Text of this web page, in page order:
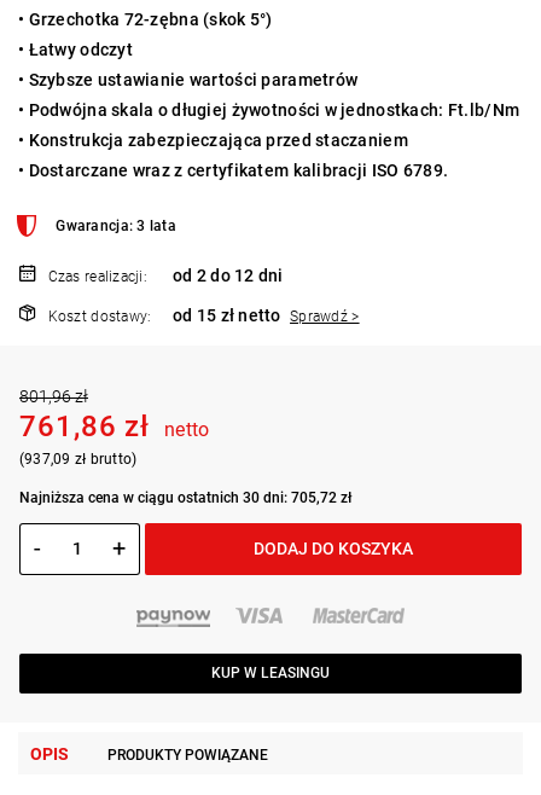
• Grzechotka 72-zębna (skok 5°)
• Łatwy odczyt
• Szybsze ustawianie wartości parametrów
• Podwójna skala o długiej żywotności w jednostkach: Ft.lb/Nm
• Konstrukcja zabezpieczająca przed staczaniem
• Dostarczane wraz z certyfikatem kalibracji ISO 6789.
Gwarancja: 3 lata
Czas realizacji: od 2 do 12 dni
Koszt dostawy: od 15 zł netto Sprawdź >
801,96 zł
761,86 zł netto
(937,09 zł brutto)
Najniższa cena w ciągu ostatnich 30 dni: 705,72 zł
- + DODAJ DO KOSZYKA
KUP W LEASINGU
OPIS PRODUKTY POWIĄZANE